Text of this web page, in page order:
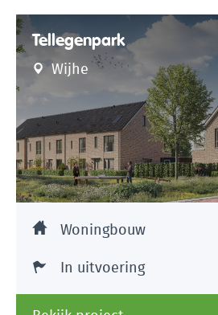
Tellegenpark
Wijhe
Woningbouw
In uitvoering